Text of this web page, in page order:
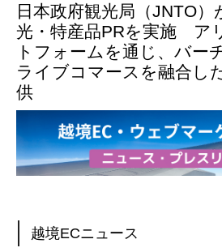
日本政府観光局（JNTO）
光・特産品PRを実施 ア
トフォームを通じ、バー
ライブコマースを融合し
供
越境ECニュース